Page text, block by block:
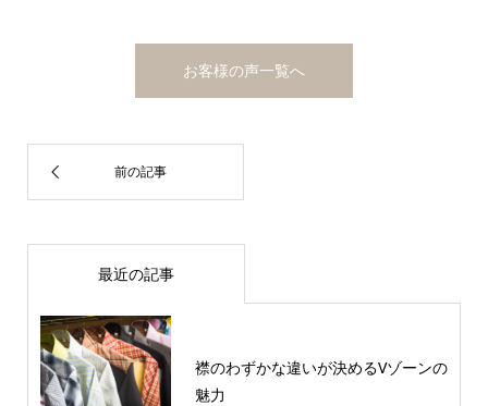
お客様の声一覧へ
最近の記事
襟のわずかな違いが決めるVゾーンの
魅力